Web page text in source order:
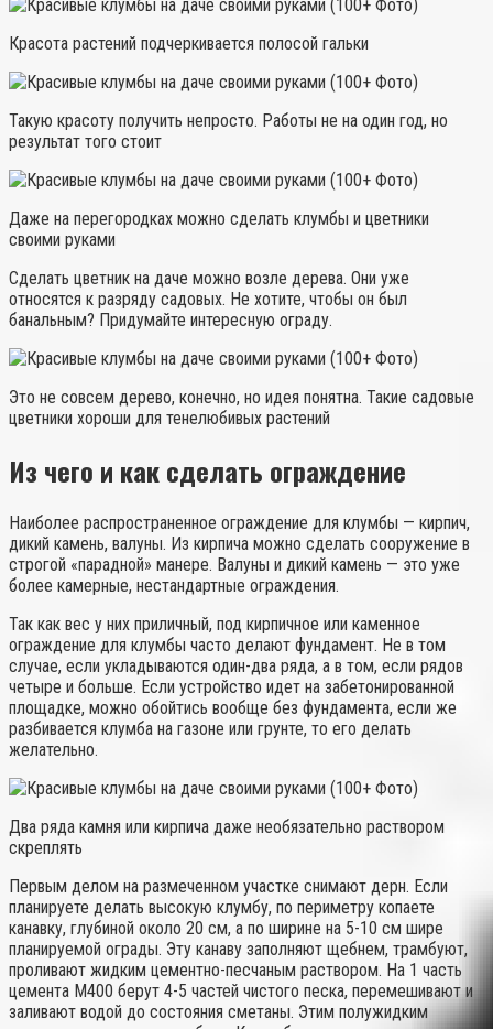
Красота растений подчеркивается полосой гальки
Такую красоту получить непросто. Работы не на один год, но
результат того стоит
Даже на перегородках можно сделать клумбы и цветники
своими руками
Сделать цветник на даче можно возле дерева. Они уже
относятся к разряду садовых. Не хотите, чтобы он был
банальным? Придумайте интересную ограду.
Это не совсем дерево, конечно, но идея понятна. Такие садовые
цветники хороши для тенелюбивых растений
Из чего и как сделать ограждение
Наиболее распространенное ограждение для клумбы — кирпич,
дикий камень, валуны. Из кирпича можно сделать сооружение в
строгой «парадной» манере. Валуны и дикий камень — это уже
более камерные, нестандартные ограждения.
Так как вес у них приличный, под кирпичное или каменное
ограждение для клумбы часто делают фундамент. Не в том
случае, если укладываются один-два ряда, а в том, если рядов
четыре и больше. Если устройство идет на забетонированной
площадке, можно обойтись вообще без фундамента, если же
разбивается клумба на газоне или грунте, то его делать
желательно.
Два ряда камня или кирпича даже необязательно раствором
скреплять
Первым делом на размеченном участке снимают дерн. Если
планируете делать высокую клумбу, по периметру копаете
канавку, глубиной около 20 см, а по ширине на 5-10 см шире
планируемой ограды. Эту канаву заполняют щебнем, трамбуют,
проливают жидким цементно-песчаным раствором. На 1 часть
цемента М400 берут 4-5 частей чистого песка, перемешивают и
заливают водой до состояния сметаны. Этим полужидким